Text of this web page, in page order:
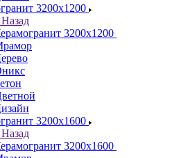
3200х1200
Назад
3200х1200
3200х1600
Назад
3200х1600